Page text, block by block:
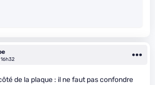
de la plaque : il ne faut pas confondre